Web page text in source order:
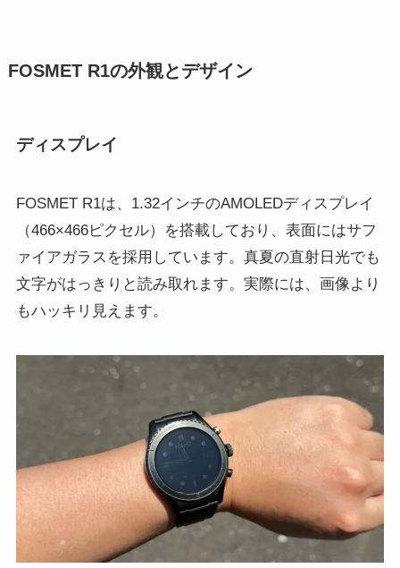
FOSMET R1の外観とデザイン
ディスプレイ
FOSMET R1は、1.32インチのAMOLEDディスプレイ
（466×466ピクセル）を搭載しており、表面にはサフ
ァイアガラスを採用しています。真夏の直射日光でも
文字がはっきりと読み取れます。実際には、画像より
もハッキリ見えます。